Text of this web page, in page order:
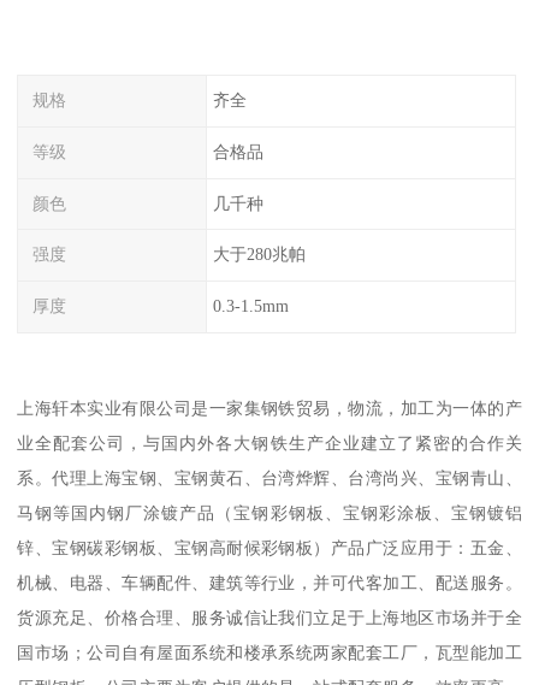
规格 齐全
等级 合格品
颜色 几千种
强度 大于280兆帕
厚度 0.3-1.5mm
上海轩本实业有限公司是一家集钢铁贸易，物流，加工为一体的产
业全配套公司，与国内外各大钢铁生产企业建立了紧密的合作关
系。代理上海宝钢、宝钢黄石、台湾烨辉、台湾尚兴、宝钢青山、
马钢等国内钢厂涂镀产品（宝钢彩钢板、宝钢彩涂板、宝钢镀铝
锌、宝钢碳彩钢板、宝钢高耐候彩钢板）产品广泛应用于：五金、
机械、电器、车辆配件、建筑等行业，并可代客加工、配送服务。
货源充足、价格合理、服务诚信让我们立足于上海地区市场并于全
国市场；公司自有屋面系统和楼承系统两家配套工厂，瓦型能加工